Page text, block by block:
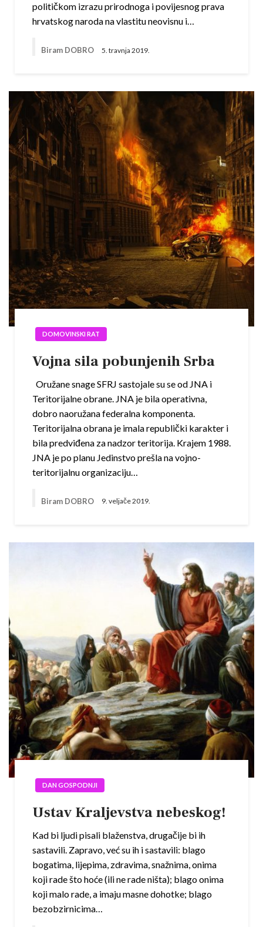
političkom izrazu prirodnoga i povijesnog prava
hrvatskog naroda na vlastitu neovisnu i…
Biram DOBRO 5. travnja 2019.
DOMOVINSKI RAT
Vojna sila pobunjenih Srba
Oružane snage SFRJ sastojale su se od JNA i
Teritorijalne obrane. JNA je bila operativna,
dobro naoružana federalna komponenta.
Teritorijalna obrana je imala republički karakter i
bila predviđena za nadzor teritorija. Krajem 1988.
JNA je po planu Jedinstvo prešla na vojno-
teritorijalnu organizaciju…
Biram DOBRO 9. veljače 2019.
DAN GOSPODNJI
Ustav Kraljevstva nebeskog!
Kad bi ljudi pisali blaženstva, drugačije bi ih
sastavili. Zapravo, već su ih i sastavili: blago
bogatima, lijepima, zdravima, snažnima, onima
koji rade što hoće (ili ne rade ništa); blago onima
koji malo rade, a imaju masne dohotke; blago
bezobzirnicima…